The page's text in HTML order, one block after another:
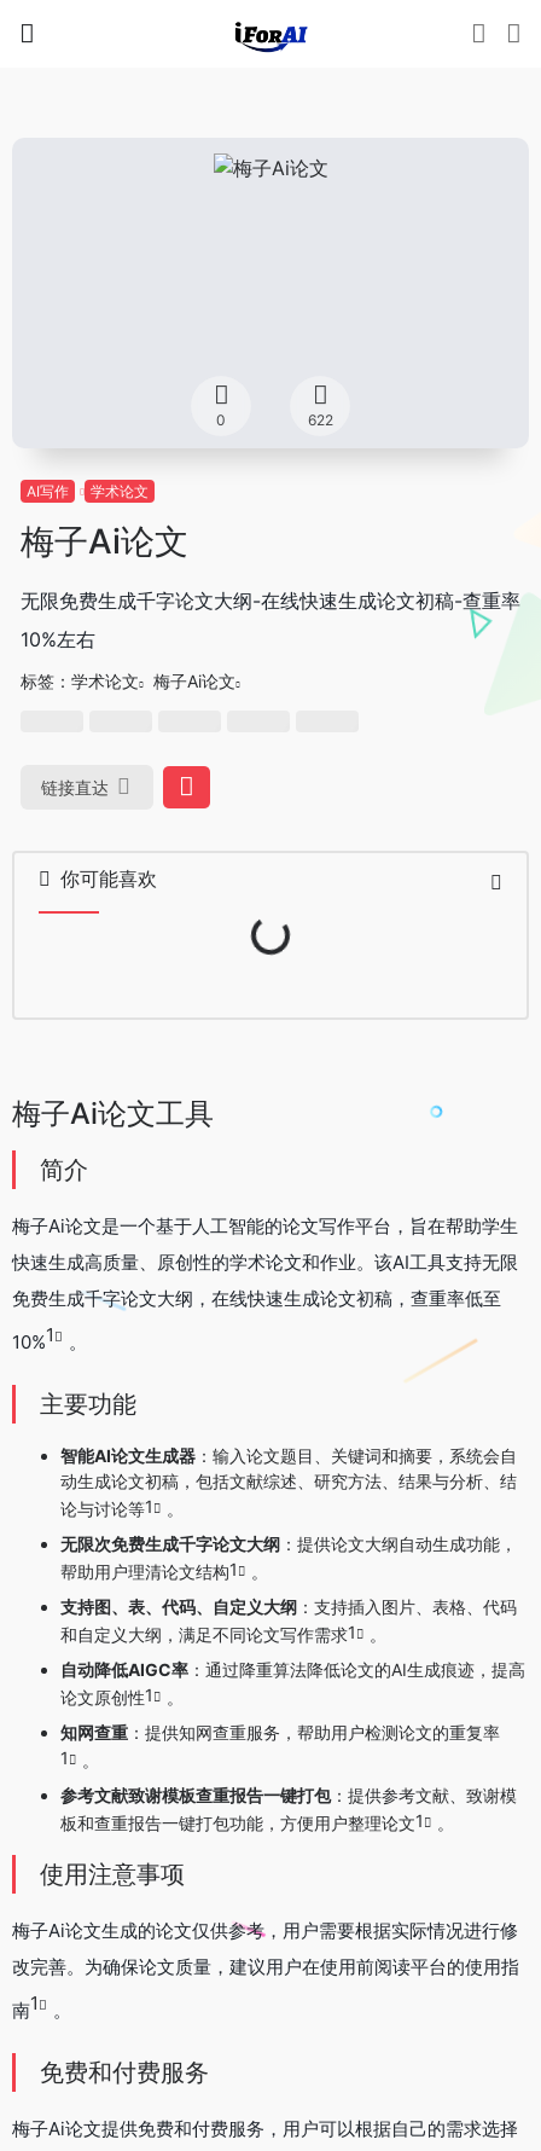
0 622
AI写作 学术论文
梅子Ai论文
无限免费生成千字论文大纲-在线快速生成论文初稿-查重率
10%左右
标签： 学术论文 梅子Ai论文
链接直达
你可能喜欢
Loading...
梅子Ai论文工具
简介
梅子Ai论文是一个基于人工智能的论文写作平台，旨在帮助学生
快速生成高质量、原创性的学术论文和作业。该AI工具支持无限
免费生成千字论文大纲，在线快速生成论文初稿，查重率低至
10%1 。
主要功能
智能AI论文生成器 ：输入论文题目、关键词和摘要，系统会自
动生成论文初稿，包括文献综述、研究方法、结果与分析、结
论与讨论等1
。
无限次免费生成千字论文大纲 ：提供论文大纲自动生成功能，
帮助用户理清论文结构1
。
支持图、表、代码、自定义大纲 ：支持插入图片、表格、代码
和自定义大纲，满足不同论文写作需求1
。
自动降低AIGC率 ：通过降重算法降低论文的AI生成痕迹，提高
论文原创性1
。
知网查重 ：提供知网查重服务，帮助用户检测论文的重复率
1
。
参考文献致谢模板查重报告一键打包：提供参考文献、致谢模
板和查重报告一键打包功能，方便用户整理论文1 。
使用注意事项
梅子Ai论文生成的论文仅供参考，用户需要根据实际情况进行修
改完善。为确保论文质量，建议用户在使用前阅读平台的使用指
南1 。
免费和付费服务
梅子Ai论文提供免费和付费服务，用户可以根据自己的需求选择